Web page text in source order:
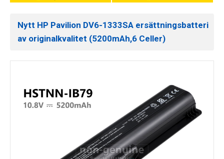
Nytt HP Pavilion DV6-1333SA ersättningsbatteri
av originalkvalitet (5200mAh,6 Celler)